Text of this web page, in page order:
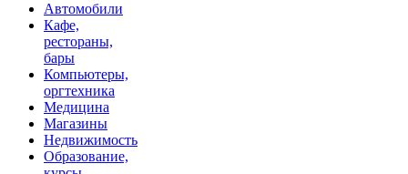
Автомобили
Кафе,
рестораны,
бары
Компьютеры,
оргтехника
Медицина
Магазины
Недвижимость
Образование,